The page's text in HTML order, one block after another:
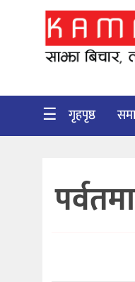
गृहपृष्ठ
विचार
कुटनिती
☰ गृहपृष्ठ